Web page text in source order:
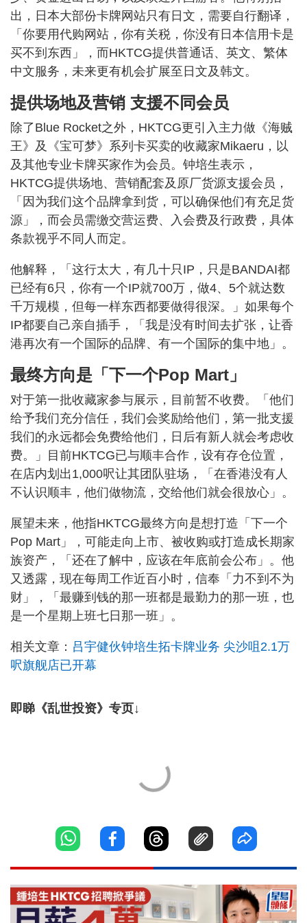
出，日本大部份卡牌网站只有日文，需要自行翻译，
「你要用代购网站，你有关税，你没有日本信用卡是
买不到东西」，而HKTCG提供普通话、英文、繁体
中文服务，未来更有机会扩展至日文及韩文。
提供场地及营销 支援不同会员
除了Blue Rocket之外，HKTCG更引入主力做《海贼
王》及《宝可梦》系列卡买卖的收藏家Mikaeru，以
及其他专业卡牌买家作为会员。钟培生表示，
HKTCG提供场地、营销配套及原厂货源支援会员，
「因为我们这个品牌拿到货，可以确保他们有充足货
源」，而会员需缴交营运费、入会费及行政费，具体
条款视乎不同人而定。
他解释，「这行太大，有几十只IP，只是BANDAI都
已经有6只，你有一个IP就700万，做4、5个就达数
千万规模，但每一样东西都要做得很深。」如果每个
IP都要自己亲自插手，「我是没有时间去扩张，让香
港再次有一个国际的品牌、有一个国际的集中地」。
最终方向是「下一个Pop Mart」
对于第一批收藏家参与展示，目前暂不收费。「他们
给予我们充分信任，我们会奖励给他们，第一批支援
我们的永远都会免费给他们，日后有新人就会考虑收
费。」目前HKTCG已与顺丰合作，设有存仓位置，
在店内划出1,000呎让其团队驻场，「在香港没有人
不认识顺丰，他们做物流，交给他们就会很放心」。
展望未来，他指HKTCG最终方向是想打造「下一个
Pop Mart」，可能走向上市、被收购或打造成长期家
族资产，「还在了解中，应该在年底前会公布」。他
又透露，现在每周工作近百小时，信奉「力不到不为
财」，「最赚到钱的那一班都是最勤力的那一班，也
是一个星期上班七日那一班」。
相关文章： 吕宇健伙钟培生拓卡牌业务 尖沙咀2.1万
呎旗舰店已开幕
即睇《乱世投资》专页↓